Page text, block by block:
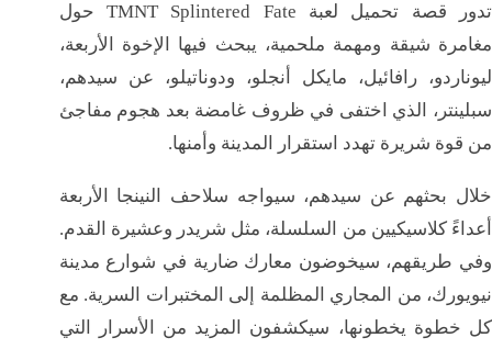
تدور قصة تحميل لعبة TMNT Splintered Fate حول
مغامرة شيقة ومهمة ملحمية، يبحث فيها الإخوة الأربعة،
ليوناردو، رافائيل، مايكل أنجلو، ودوناتيلو، عن سيدهم،
سبلينتر، الذي اختفى في ظروف غامضة بعد هجوم مفاجئ
من قوة شريرة تهدد استقرار المدينة وأمنها.
خلال بحثهم عن سيدهم، سيواجه سلاحف النينجا الأربعة
أعداءً كلاسيكيين من السلسلة، مثل شريدر وعشيرة القدم.
وفي طريقهم، سيخوضون معارك ضارية في شوارع مدينة
نيويورك، من المجاري المظلمة إلى المختبرات السرية. مع
كل خطوة يخطونها، سيكشفون المزيد من الأسرار التي